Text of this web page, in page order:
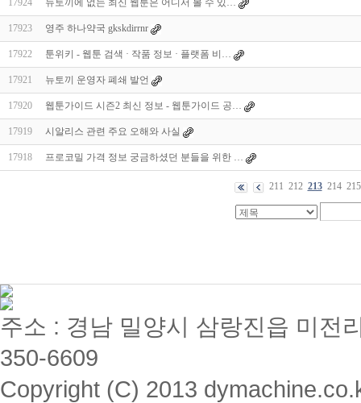
17924 뉴토끼에 없는 최신 웹툰은 어디서 볼 수 있…
17923 영주 하나약국 gkskdirrnr
17922 툰위키 - 웹툰 검색 · 작품 정보 · 플랫폼 비…
17921 뉴토끼 운영자 폐쇄 발언
17920 웹툰가이드 시즌2 최신 정보 - 웹툰가이드 공…
17919 시알리스 관련 주요 오해와 사실
17918 프로코밀 가격 정보 궁금하셨던 분들을 위한 …
211 212 213 214 215
주소 : 경남 밀양시 삼랑진읍 미전
350-6609
Copyright (C) 2013